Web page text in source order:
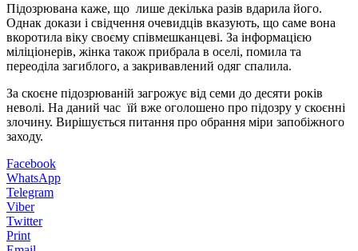
Підозрювана каже, що лише декілька разів вдарила його.
Однак докази і свідчення очевидців вказують, що саме вона
вкоротила віку своєму співмешканцеві. За інформацією
міліціонерів, жінка також прибрала в оселі, помила та
переоділа загиблого, а закривавлений одяг спалила.
За скоєне підозрюваній загрожує від семи до десяти років
неволі. На даний час їй вже оголошено про підозру у скоєнні
злочину. Вирішується питання про обрання міри запобіжного
заходу.
Facebook
WhatsApp
Telegram
Viber
Twitter
Print